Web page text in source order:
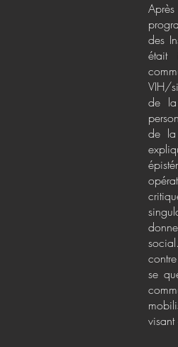
des
était
VIH/
de la
de la
se